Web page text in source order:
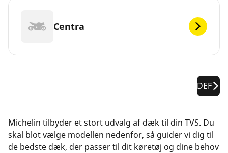
Centra
DEF
Michelin tilbyder et stort udvalg af dæk til din TVS. Du
skal blot vælge modellen nedenfor, så guider vi dig til
de bedste dæk, der passer til dit køretøj og dine behov